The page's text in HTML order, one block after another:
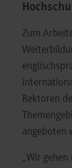
Zum
Rektoren
angeboten
„Wir